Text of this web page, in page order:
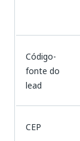
Código-
fonte do
lead
CEP